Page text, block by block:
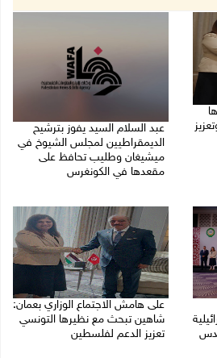
عبد السلام السيد يفوز بترشيح
الديمقراطيين لمجلس الشيوخ في
ميشيغان وطليب تحافظ على
مقعدها في الكونغرس
على هامش الاجتماع الوزاري بعمان:
شاهين تبحث مع نظيرها التونسي
تعزيز الدعم لفلسطين